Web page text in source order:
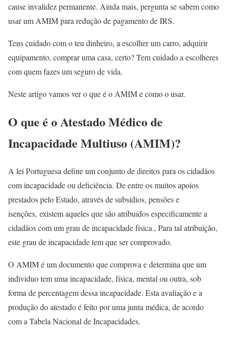
cause invalidez permanente. Ainda mais, pergunta se sabem como
usar um AMIM para redução de pagamento de IRS.
Tens cuidado com o teu dinheiro, a escolher um carro, adquirir
equipamento, comprar uma casa, certo? Tem cuidado a escolheres
com quem fazes um seguro de vida.
Neste artigo vamos ver o que é o AMIM e como o usar.
O que é o Atestado Médico de
Incapacidade Multiuso (AMIM)?
A lei Portuguesa define um conjunto de direitos para os cidadãos
com incapacidade ou deficiência. De entre os muitos apoios
prestados pelo Estado, através de subsídios, pensões e
isenções, existem aqueles que são atribuídos especificamente a
cidadãos com um grau de incapacidade física., Para tal atribuição,
este grau de incapacidade tem que ser comprovado.
O AMIM é um documento que comprova e determina que um
indivíduo tem uma incapacidade, física, mental ou outra, sob
forma de percentagem dessa incapacidade. Esta avaliação e a
produção do atestado é feito por uma junta médica, de acordo
com a Tabela Nacional de Incapacidades.